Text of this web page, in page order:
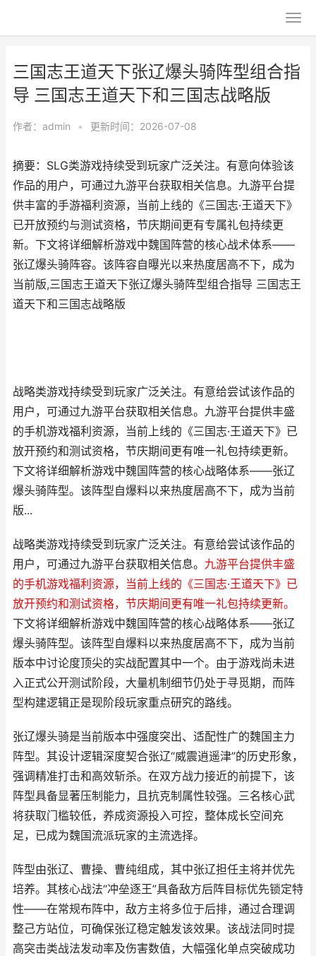
三国志王道天下张辽爆头骑阵型组合指
导 三国志王道天下和三国志战略版
作者： admin • 更新时间：2026-07-08
摘要：SLG类游戏持续受到玩家广泛关注。有意向体验该
作品的用户，可通过九游平台获取相关信息。九游平台提
供丰富的手游福利资源，当前上线的《三国志·王道天下》
已开放预约与测试资格，节庆期间更有专属礼包持续更
新。下文将详细解析游戏中魏国阵营的核心战术体系——
张辽爆头骑阵容。该阵容自曝光以来热度居高不下，成为
当前版,三国志王道天下张辽爆头骑阵型组合指导 三国志王
道天下和三国志战略版
战略类游戏持续受到玩家广泛关注。有意给尝试该作品的
用户，可通过九游平台获取相关信息。九游平台提供丰盛
的手机游戏福利资源，当前上线的《三国志·王道天下》已
放开预约和测试资格，节庆期间更有唯一礼包持续更新。
下文将详细解析游戏中魏国阵营的核心战略体系——张辽
爆头骑阵型。该阵型自爆料以来热度居高不下，成为当前
版...
战略类游戏持续受到玩家广泛关注。有意给尝试该作品的
用户，可通过九游平台获取相关信息。 九游平台提供丰盛
的手机游戏福利资源，当前上线的《三国志·王道天下》已
放开预约和测试资格，节庆期间更有唯一礼包持续更新。
下文将详细解析游戏中魏国阵营的核心战略体系——张辽
爆头骑阵型。该阵型自爆料以来热度居高不下，成为当前
版本中讨论度顶尖的实战配置其中一个。由于游戏尚未进
入正式公开测试阶段，大量机制细节仍处于寻觅期，而阵
型构建逻辑正是现阶段玩家重点研究的路线。
张辽爆头骑是当前版本中强度突出、适配性广的魏国主力
阵型。其设计逻辑深度契合张辽“威震逍遥津”的历史形象，
强调精准打击和高效斩杀。在双方战力接近的前提下，该
阵型具备显著压制能力，且抗克制属性较强。三名核心武
将获取门槛较低，养成资源投入可控，整体成长空间充
足，已成为魏国流派玩家的主流选择。
阵型由张辽、曹操、曹纯组成，其中张辽担任主将并优先
培养。其核心战法“冲垒逐王”具备敌方后阵目标优先锁定特
性——在常规布阵中，敌方主将多位于后排，通过合理调
整己方站位，可确保张辽稳定触发该效果。该战法同时提
高突击类战法发动率及伤害数值，大幅强化单点突破成功